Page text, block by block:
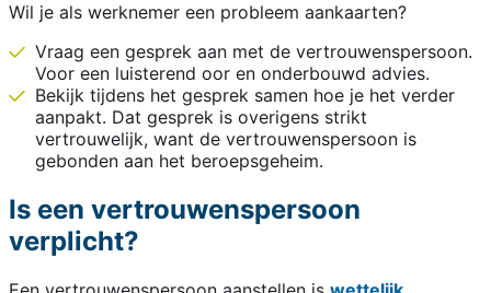
Wil je als werknemer een probleem aankaarten?
Vraag een gesprek aan met de vertrouwenspersoon.
Voor een luisterend oor en onderbouwd advies.
Bekijk tijdens het gesprek samen hoe je het verder
aanpakt. Dat gesprek is overigens strikt
vertrouwelijk, want de vertrouwenspersoon is
gebonden aan het beroepsgeheim.
Is een vertrouwenspersoon
verplicht?